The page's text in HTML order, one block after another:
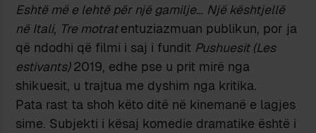
Eshtë më e lehtë për një gamilje… Një kështjellë
në Itali, Tre motratentuziazmuan publikun, por ja
që ndodhi që filmi i saj i fundit Pushuesit (Les
estivants)2019, edhe pse u prit mirë nga
shikuesit, u trajtua me dyshim nga kritika.
Pata rast ta shoh këto ditë në kinemanë e lagjes
sime. Subjekti i kësaj komedie dramatike është i